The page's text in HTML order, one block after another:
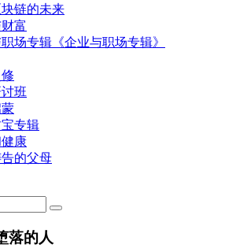
链的未来
富
场专辑《企业与职场专辑》
班
专辑
康
的父母
Search
落的人